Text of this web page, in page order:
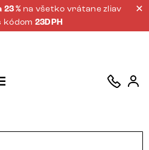
% na všetko vrátane zliav
kódom 23DPH